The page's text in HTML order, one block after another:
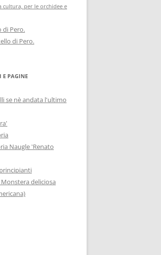
cultura, per le orchidee e
di Pero.
di Pero.
E PAGINE
se nè andata l'ultimo
Naugle 'Renato
deliciosa